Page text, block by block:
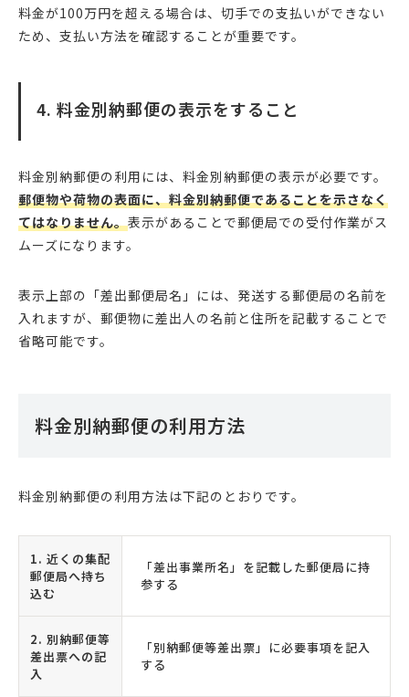
料金が100万円を超える場合は、切手での支払いができない
ため、支払い方法を確認することが重要です。
4. 料金別納郵便の表示をすること
料金別納郵便の利用には、料金別納郵便の表示が必要です。
郵便物や荷物の表面に、料金別納郵便であることを示さなく
てはなりません。表示があることで郵便局での受付作業がス
ムーズになります。
表示上部の「差出郵便局名」には、発送する郵便局の名前を
入れますが、郵便物に差出人の名前と住所を記載することで
省略可能です。
料金別納郵便の利用方法
料金別納郵便の利用方法は下記のとおりです。
1. 近くの集配
郵便局へ持ち
込む
「差出事業所名」を記載した郵便局に持
参する
2. 別納郵便等
差出票への記
入
「別納郵便等差出票」に必要事項を記入
する